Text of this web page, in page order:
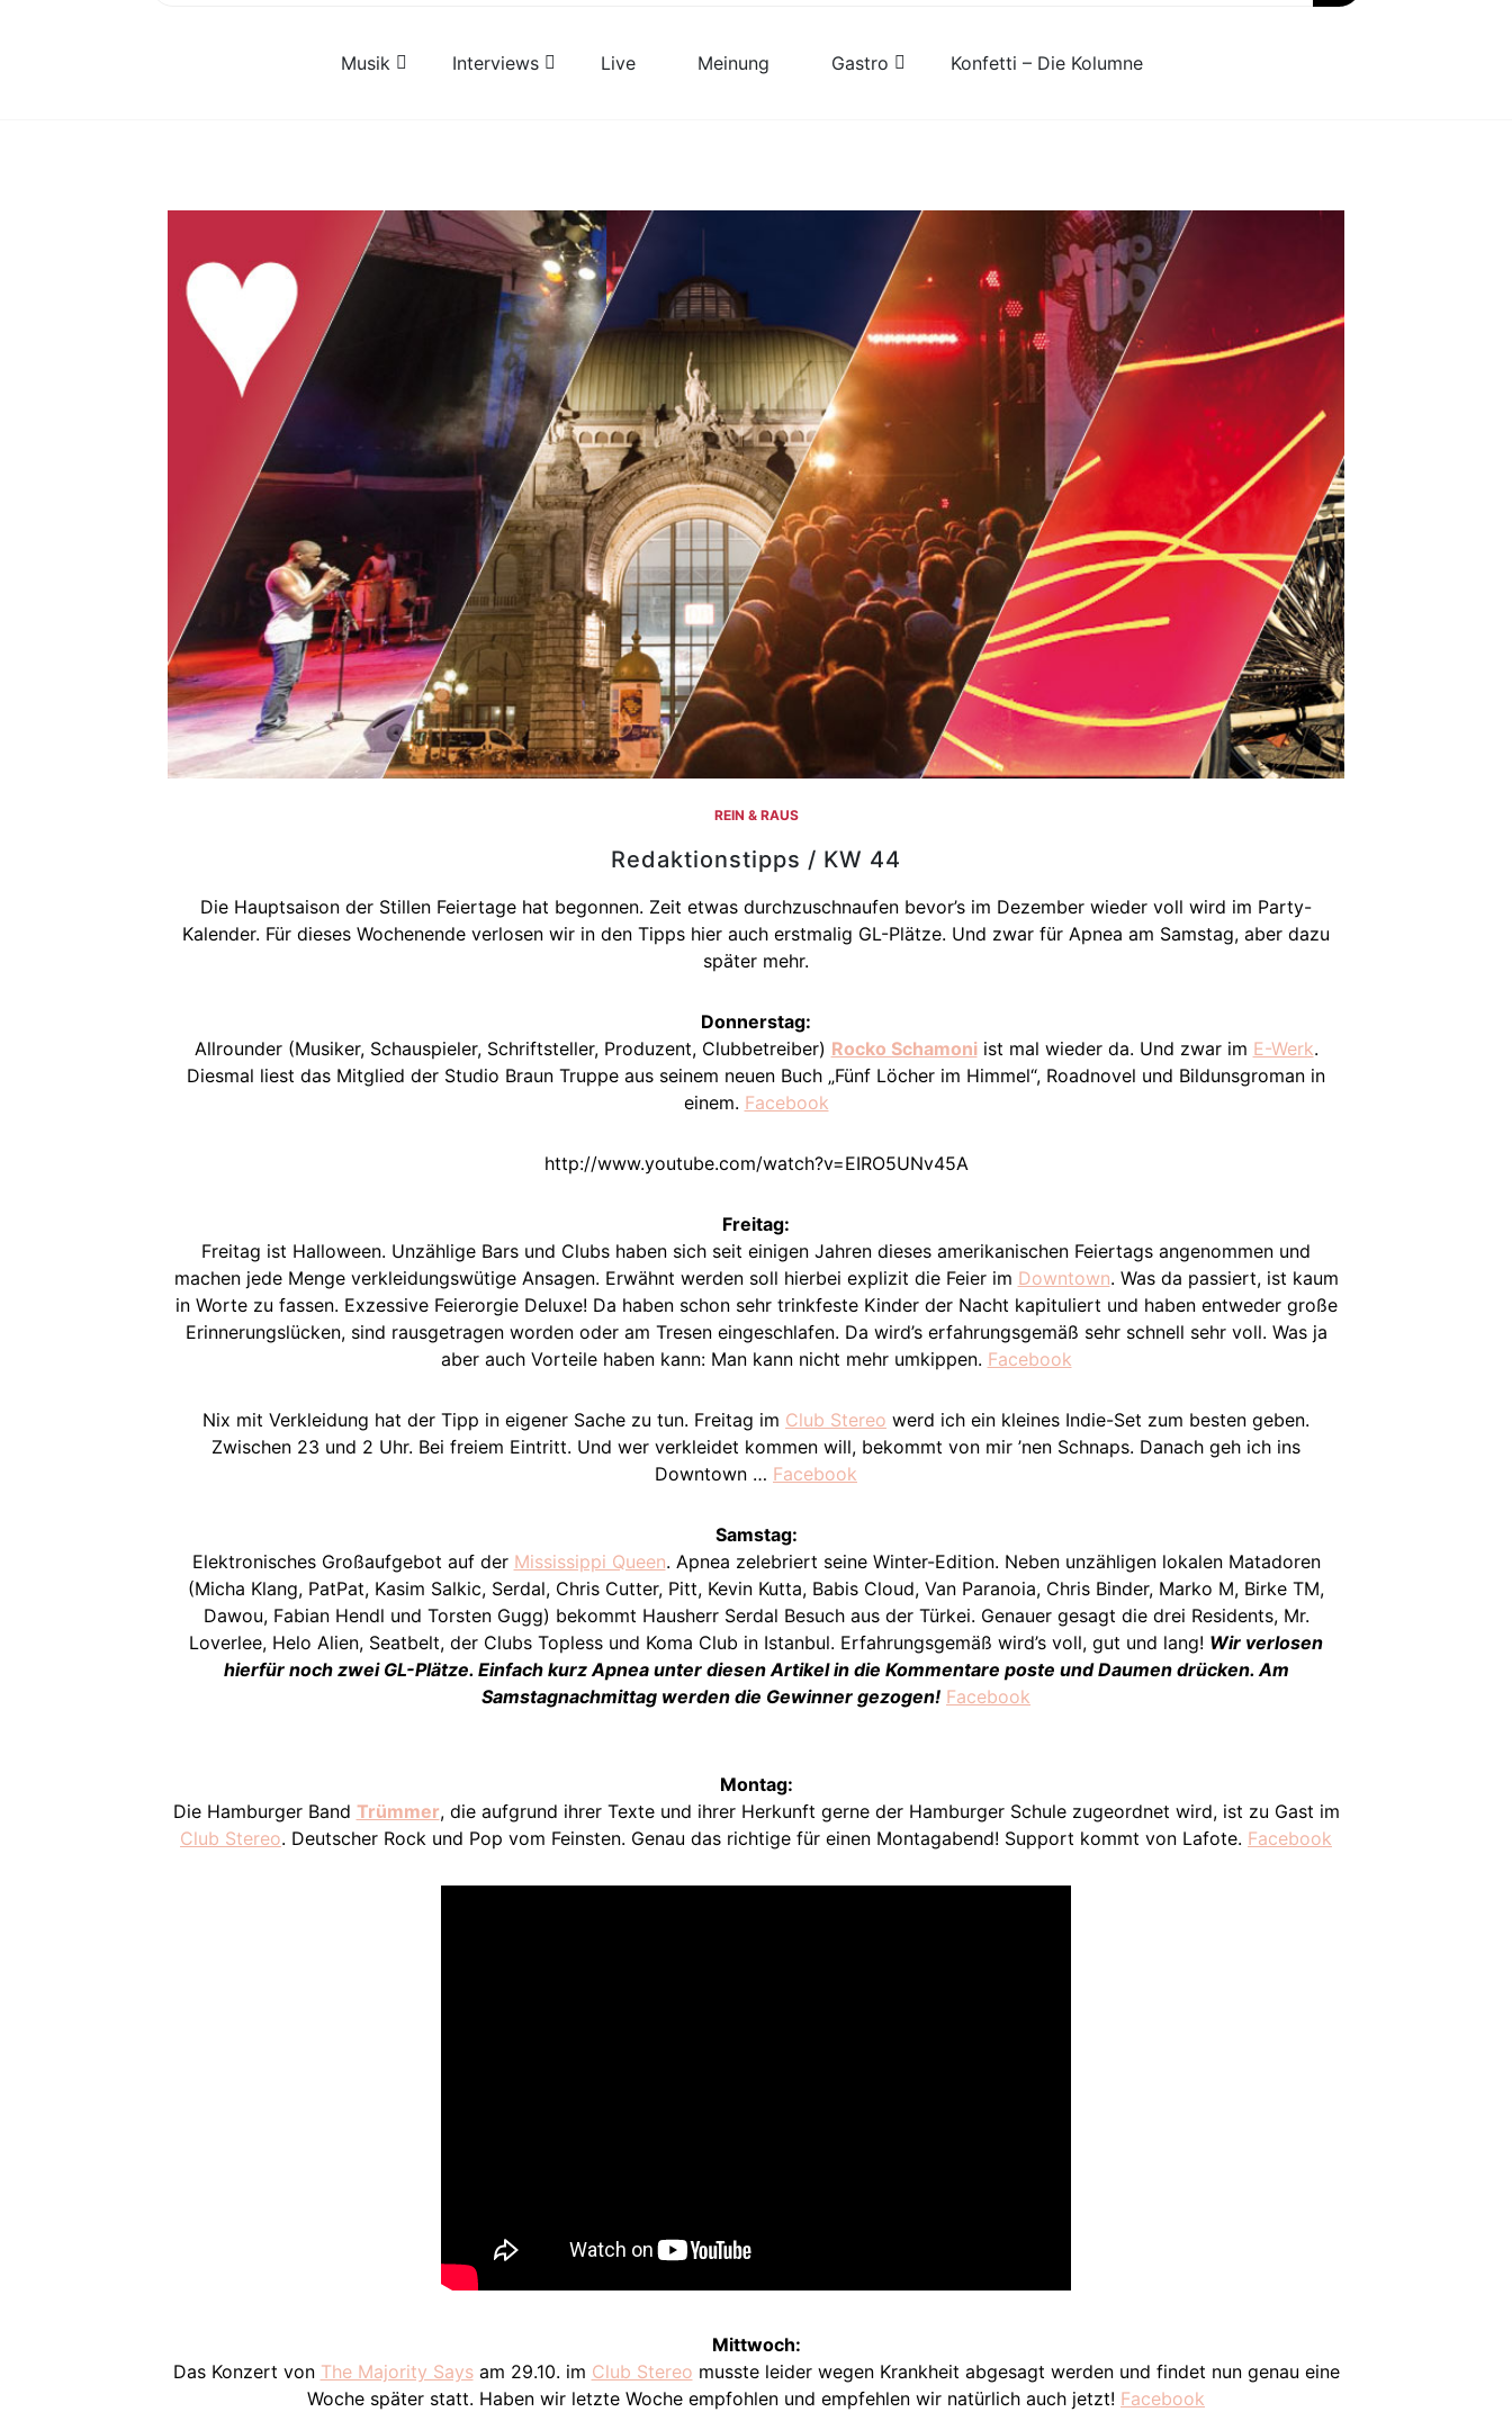
Musik Interviews Live Meinung Gastro Konfetti – Die Kolumne
REIN & RAUS
Redaktionstipps / KW 44
Die Hauptsaison der Stillen Feiertage hat begonnen. Zeit etwas durchzuschnaufen bevor’s im Dezember wieder voll wird im Party-
Kalender. Für dieses Wochenende verlosen wir in den Tipps hier auch erstmalig GL-Plätze. Und zwar für Apnea am Samstag, aber dazu
später mehr.
Donnerstag:
Allrounder (Musiker, Schauspieler, Schriftsteller, Produzent, Clubbetreiber) Rocko Schamoniist mal wieder da. Und zwar im E-Werk.
Diesmal liest das Mitglied der Studio Braun Truppe aus seinem neuen Buch „Fünf Löcher im Himmel“, Roadnovel und Bildunsgroman in
einem. Facebook
http://www.youtube.com/watch?v=EIRO5UNv45A
Freitag:
Freitag ist Halloween. Unzählige Bars und Clubs haben sich seit einigen Jahren dieses amerikanischen Feiertags angenommen und
machen jede Menge verkleidungswütige Ansagen. Erwähnt werden soll hierbei explizit die Feier im Downtown. Was da passiert, ist kaum
in Worte zu fassen. Exzessive Feierorgie Deluxe! Da haben schon sehr trinkfeste Kinder der Nacht kapituliert und haben entweder große
Erinnerungslücken, sind rausgetragen worden oder am Tresen eingeschlafen. Da wird’s erfahrungsgemäß sehr schnell sehr voll. Was ja
aber auch Vorteile haben kann: Man kann nicht mehr umkippen. Facebook
Nix mit Verkleidung hat der Tipp in eigener Sache zu tun. Freitag im Club Stereo werd ich ein kleines Indie-Set zum besten geben.
Zwischen 23 und 2 Uhr. Bei freiem Eintritt. Und wer verkleidet kommen will, bekommt von mir ’nen Schnaps. Danach geh ich ins
Downtown … Facebook
Samstag:
Elektronisches Großaufgebot auf der Mississippi Queen. Apnea zelebriert seine Winter-Edition. Neben unzähligen lokalen Matadoren
(Micha Klang, PatPat, Kasim Salkic, Serdal, Chris Cutter, Pitt, Kevin Kutta, Babis Cloud, Van Paranoia, Chris Binder, Marko M, Birke TM,
Dawou, Fabian Hendl und Torsten Gugg) bekommt Hausherr Serdal Besuch aus der Türkei. Genauer gesagt die drei Residents, Mr.
Loverlee, Helo Alien, Seatbelt, der Clubs Topless und Koma Club in Istanbul. Erfahrungsgemäß wird’s voll, gut und lang! Wir verlosen
hierfür noch zwei GL-Plätze. Einfach kurz Apnea unter diesen Artikel in die Kommentare poste und Daumen drücken. Am
Samstagnachmittag werden die Gewinner gezogen! Facebook
Montag:
Die Hamburger Band Trümmer, die aufgrund ihrer Texte und ihrer Herkunft gerne der Hamburger Schule zugeordnet wird, ist zu Gast im
Club Stereo. Deutscher Rock und Pop vom Feinsten. Genau das richtige für einen Montagabend! Support kommt von Lafote. Facebook
Mittwoch:
Das Konzert von The Majority Saysam 29.10. im Club Stereo musste leider wegen Krankheit abgesagt werden und findet nun genau eine
Woche später statt. Haben wir letzte Woche empfohlen und empfehlen wir natürlich auch jetzt! Facebook